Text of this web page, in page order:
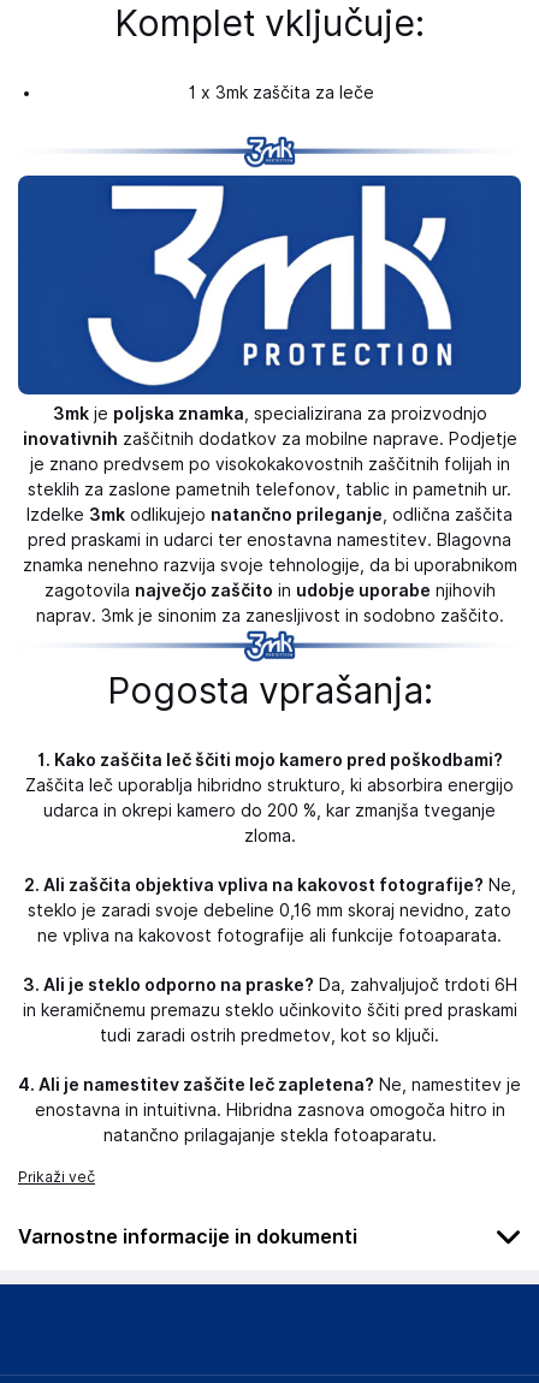
Komplet vključuje:
1 x 3mk zaščita za leče
3mkje poljska znamka , specializirana za proizvodnjo
inovativnih zaščitnih dodatkov za mobilne naprave. Podjetje
je znano predvsem po visokokakovostnih zaščitnih folijah in
steklih za zaslone pametnih telefonov, tablic in pametnih ur.
Izdelke 3mk odlikujejo natančno prileganje , odlična zaščita
pred praskami in udarci ter enostavna namestitev. Blagovna
znamka nenehno razvija svoje tehnologije, da bi uporabnikom
zagotovila največjo zaščito in udobje uporabe njihovih
naprav. 3mk je sinonim za zanesljivost in sodobno zaščito.
Pogosta vprašanja:
1. Kako zaščita leč ščiti mojo kamero pred poškodbami?
Zaščita leč uporablja hibridno strukturo, ki absorbira energijo
udarca in okrepi kamero do 200 %, kar zmanjša tveganje
zloma.
2. Ali zaščita objektiva vpliva na kakovost fotografije? Ne,
steklo je zaradi svoje debeline 0,16 mm skoraj nevidno, zato
ne vpliva na kakovost fotografije ali funkcije fotoaparata.
3. Ali je steklo odporno na praske? Da, zahvaljujoč trdoti 6H
in keramičnemu premazu steklo učinkovito ščiti pred praskami
tudi zaradi ostrih predmetov, kot so ključi.
4. Ali je namestitev zaščite leč zapletena? Ne, namestitev je
enostavna in intuitivna. Hibridna zasnova omogoča hitro in
natančno prilagajanje stekla fotoaparatu.
Prikaži več
Varnostne informacije in dokumenti
Podatki o proizvajalcu